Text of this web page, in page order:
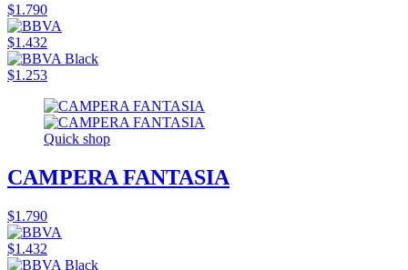
$1.790
$1.432
$1.253
Quick shop
CAMPERA FANTASIA
$1.790
$1.432